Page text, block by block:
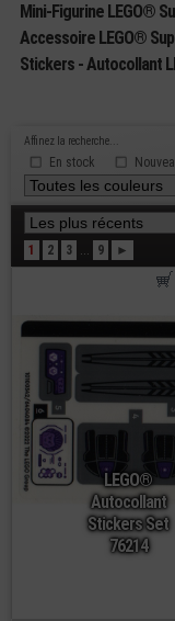
Mini-Figurine LEGO®
Accessoire LEGO®
Stickers - Autocollant
Affinez la recherche...
En stock
1 2 3 ... 9 ►
LEGO®
Autocollant
Stickers Set
76214